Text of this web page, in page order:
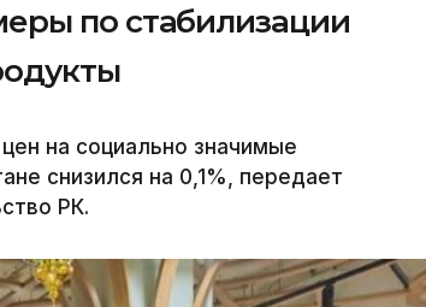
по стабилизации
на социально значимые
снизился на 0,1%, передает
РК.